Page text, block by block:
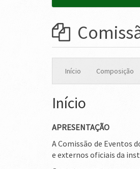
Início Composição
Início
APRESENTAÇÃO
A Comissão de Eventos
e externos oficiais da